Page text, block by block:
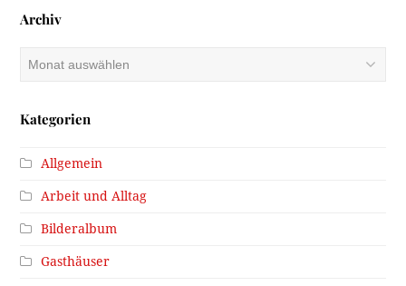
Archiv
Kategorien
Allgemein
Arbeit und Alltag
Bilderalbum
Gasthäuser